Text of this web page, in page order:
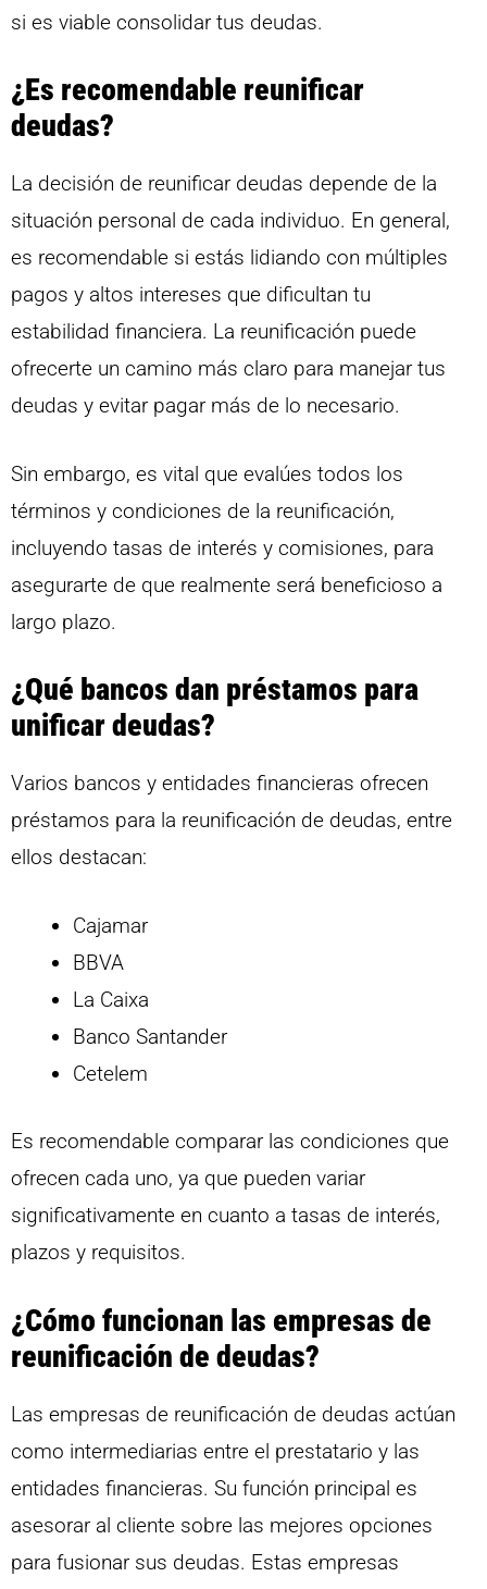
si es viable consolidar tus deudas.
¿Es recomendable reunificar
deudas?
La decisión de reunificar deudas depende de la
situación personal de cada individuo. En general,
es recomendable si estás lidiando con múltiples
pagos y altos intereses que dificultan tu
estabilidad financiera. La reunificación puede
ofrecerte un camino más claro para manejar tus
deudas y evitar pagar más de lo necesario.
Sin embargo, es vital que evalúes todos los
términos y condiciones de la reunificación,
incluyendo tasas de interés y comisiones, para
asegurarte de que realmente será beneficioso a
largo plazo.
¿Qué bancos dan préstamos para
unificar deudas?
Varios bancos y entidades financieras ofrecen
préstamos para la reunificación de deudas, entre
ellos destacan:
Cajamar
BBVA
La Caixa
Banco Santander
Cetelem
Es recomendable comparar las condiciones que
ofrecen cada uno, ya que pueden variar
significativamente en cuanto a tasas de interés,
plazos y requisitos.
¿Cómo funcionan las empresas de
reunificación de deudas?
Las empresas de reunificación de deudas actúan
como intermediarias entre el prestatario y las
entidades financieras. Su función principal es
asesorar al cliente sobre las mejores opciones
para fusionar sus deudas. Estas empresas